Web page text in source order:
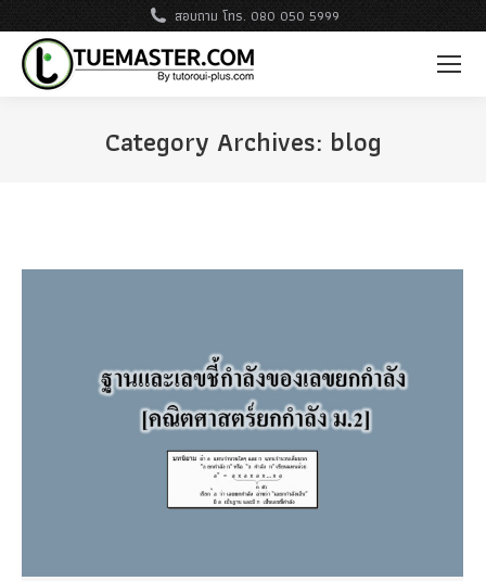
สอบถาม โทร. 080 050 5999
Category Archives: blog